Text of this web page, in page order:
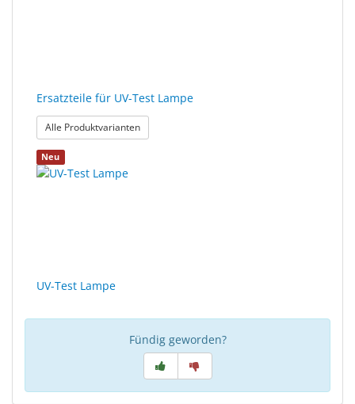
Me
JustMILO
Ersatzteile für UV-Test Lampe
Alle Produktvarianten: Ersatzteile für UV-Test Lampe
Neu
UV-Test Lampe
Fündig geworden?